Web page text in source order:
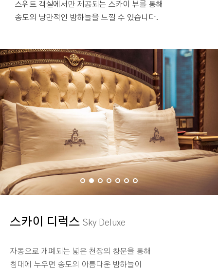
스위트 객실에서만 제공되는 스카이 뷰를 통해
송도의 낭만적인 밤하늘을 느낄 수 있습니다.
스카이 디럭스 Sky Deluxe
자동으로 개폐되는 넓은 천장의 창문을 통해
침대에 누우면 송도의 아름다운 밤하늘이